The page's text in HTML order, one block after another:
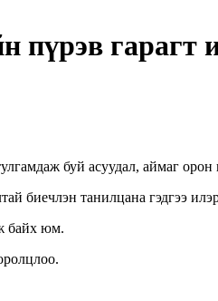
пүрэв гарагт
буй асуудал, аймаг
биечлэн танилцана гэдгээ
байх юм.